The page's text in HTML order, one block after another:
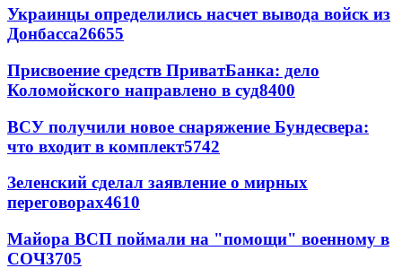
Украинцы определились насчет вывода войск из
Донбасса26655
Присвоение средств ПриватБанка: дело
Коломойского направлено в суд8400
ВСУ получили новое снаряжение Бундесвера:
что входит в комплект5742
Зеленский сделал заявление о мирных
переговорах4610
Майора ВСП поймали на "помощи" военному в
СОЧ3705